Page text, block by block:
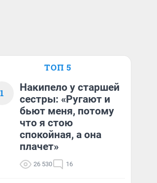
ТОП 5
1
Накипело у старшей
сестры: «Ругают и
бьют меня, потому
что я стою
спокойная, а она
плачет»
26 530 16